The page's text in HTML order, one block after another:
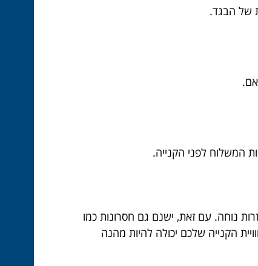
של הבגד.
המשלוח לפני הקנייה.
נוחה. עם זאת, ישנם גם חסרונות כמו
הקנייה שלכם יכולה להיות מהנה